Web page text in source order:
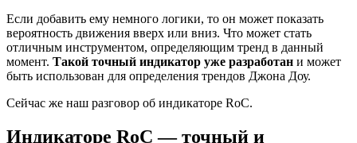
Если добавить ему немного логики, то он может показать
вероятность движения вверх или вниз. Что может стать
отличным инструментом, определяющим тренд в данный
момент. Такой точный индикатор уже разработан и может
быть использован для определения трендов Джона Доу.
Сейчас же наш разговор об индикаторе RoC.
Индикаторе RoC — точный и